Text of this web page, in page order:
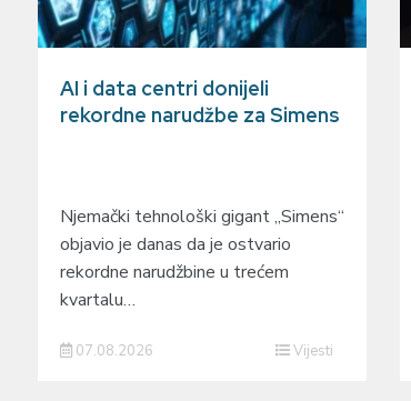
AI i data centri donijeli
rekordne narudžbe za Simens
Njemački tehnološki gigant „Simens“
objavio je danas da je ostvario
rekordne narudžbine u trećem
kvartalu…
07.08.2026 Vijesti